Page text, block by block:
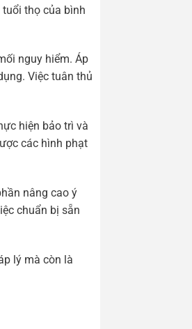
thọ của bình
nguy hiểm. Áp
Việc tuân thủ
hiện bảo trì và
các hình phạt
nâng cao ý
chuẩn bị sẵn
lý mà còn là